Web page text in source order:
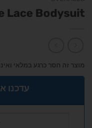
Lace Bodysuit
מוצר זה חסר כרגע במלאי
עדכנו